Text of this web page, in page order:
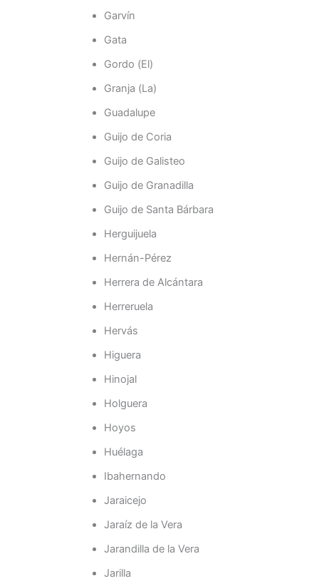
Garvín
Gata
Gordo (El)
Granja (La)
Guadalupe
Guijo de Coria
Guijo de Galisteo
Guijo de Granadilla
Guijo de Santa Bárbara
Herguijuela
Hernán-Pérez
Herrera de Alcántara
Herreruela
Hervás
Higuera
Hinojal
Holguera
Hoyos
Huélaga
Ibahernando
Jaraicejo
Jaraíz de la Vera
Jarandilla de la Vera
Jarilla